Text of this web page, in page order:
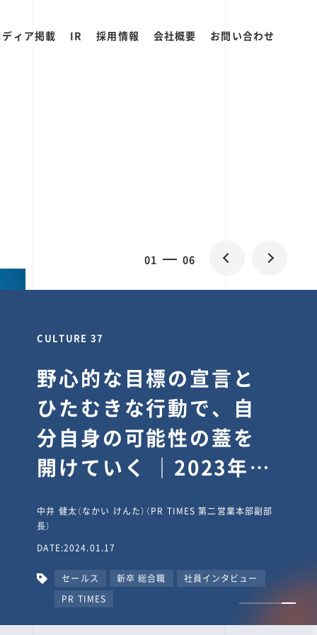
ィア掲載 IR 採用情報 会社概要 お問い合わせ
01 06
CULTURE 37
野心的な目標の宣言と
ひたむきな行動で、自
分自身の可能性の蓋を
開けていく ｜2023年度
タビュー #PR
TIMESな人たち
中井 健太（なかい けんた）（PR TIMES 第二営業本部副部
長）
DATE:2024.01.17
セールス 新卒 総合職
社員インタビュー
PR TIMES